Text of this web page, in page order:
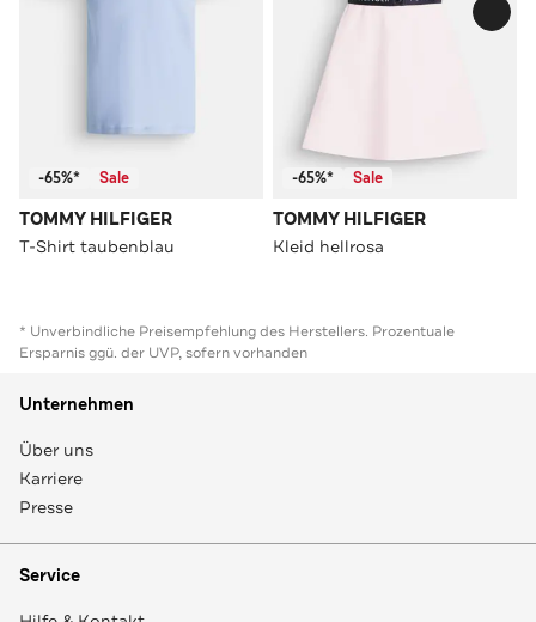
-65%* Sale
TOMMY HILFIGER
T-Shirt taubenblau
-65%* Sale
TOMMY HILFIGER
Kleid hellrosa
* Unverbindliche Preisempfehlung des Herstellers. Prozentuale
Ersparnis ggü. der UVP, sofern vorhanden
Unternehmen
Über uns
Karriere
Presse
Service